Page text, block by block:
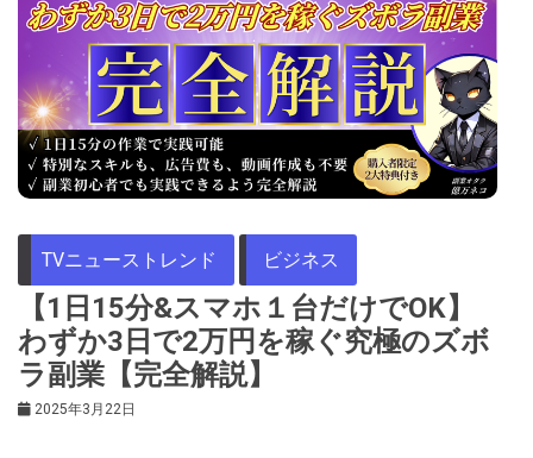
TVニューストレンド ビジネス
【1日15分&スマホ１台だけでOK】
わずか3日で2万円を稼ぐ究極のズボ
ラ副業【完全解説】
2025年3月22日